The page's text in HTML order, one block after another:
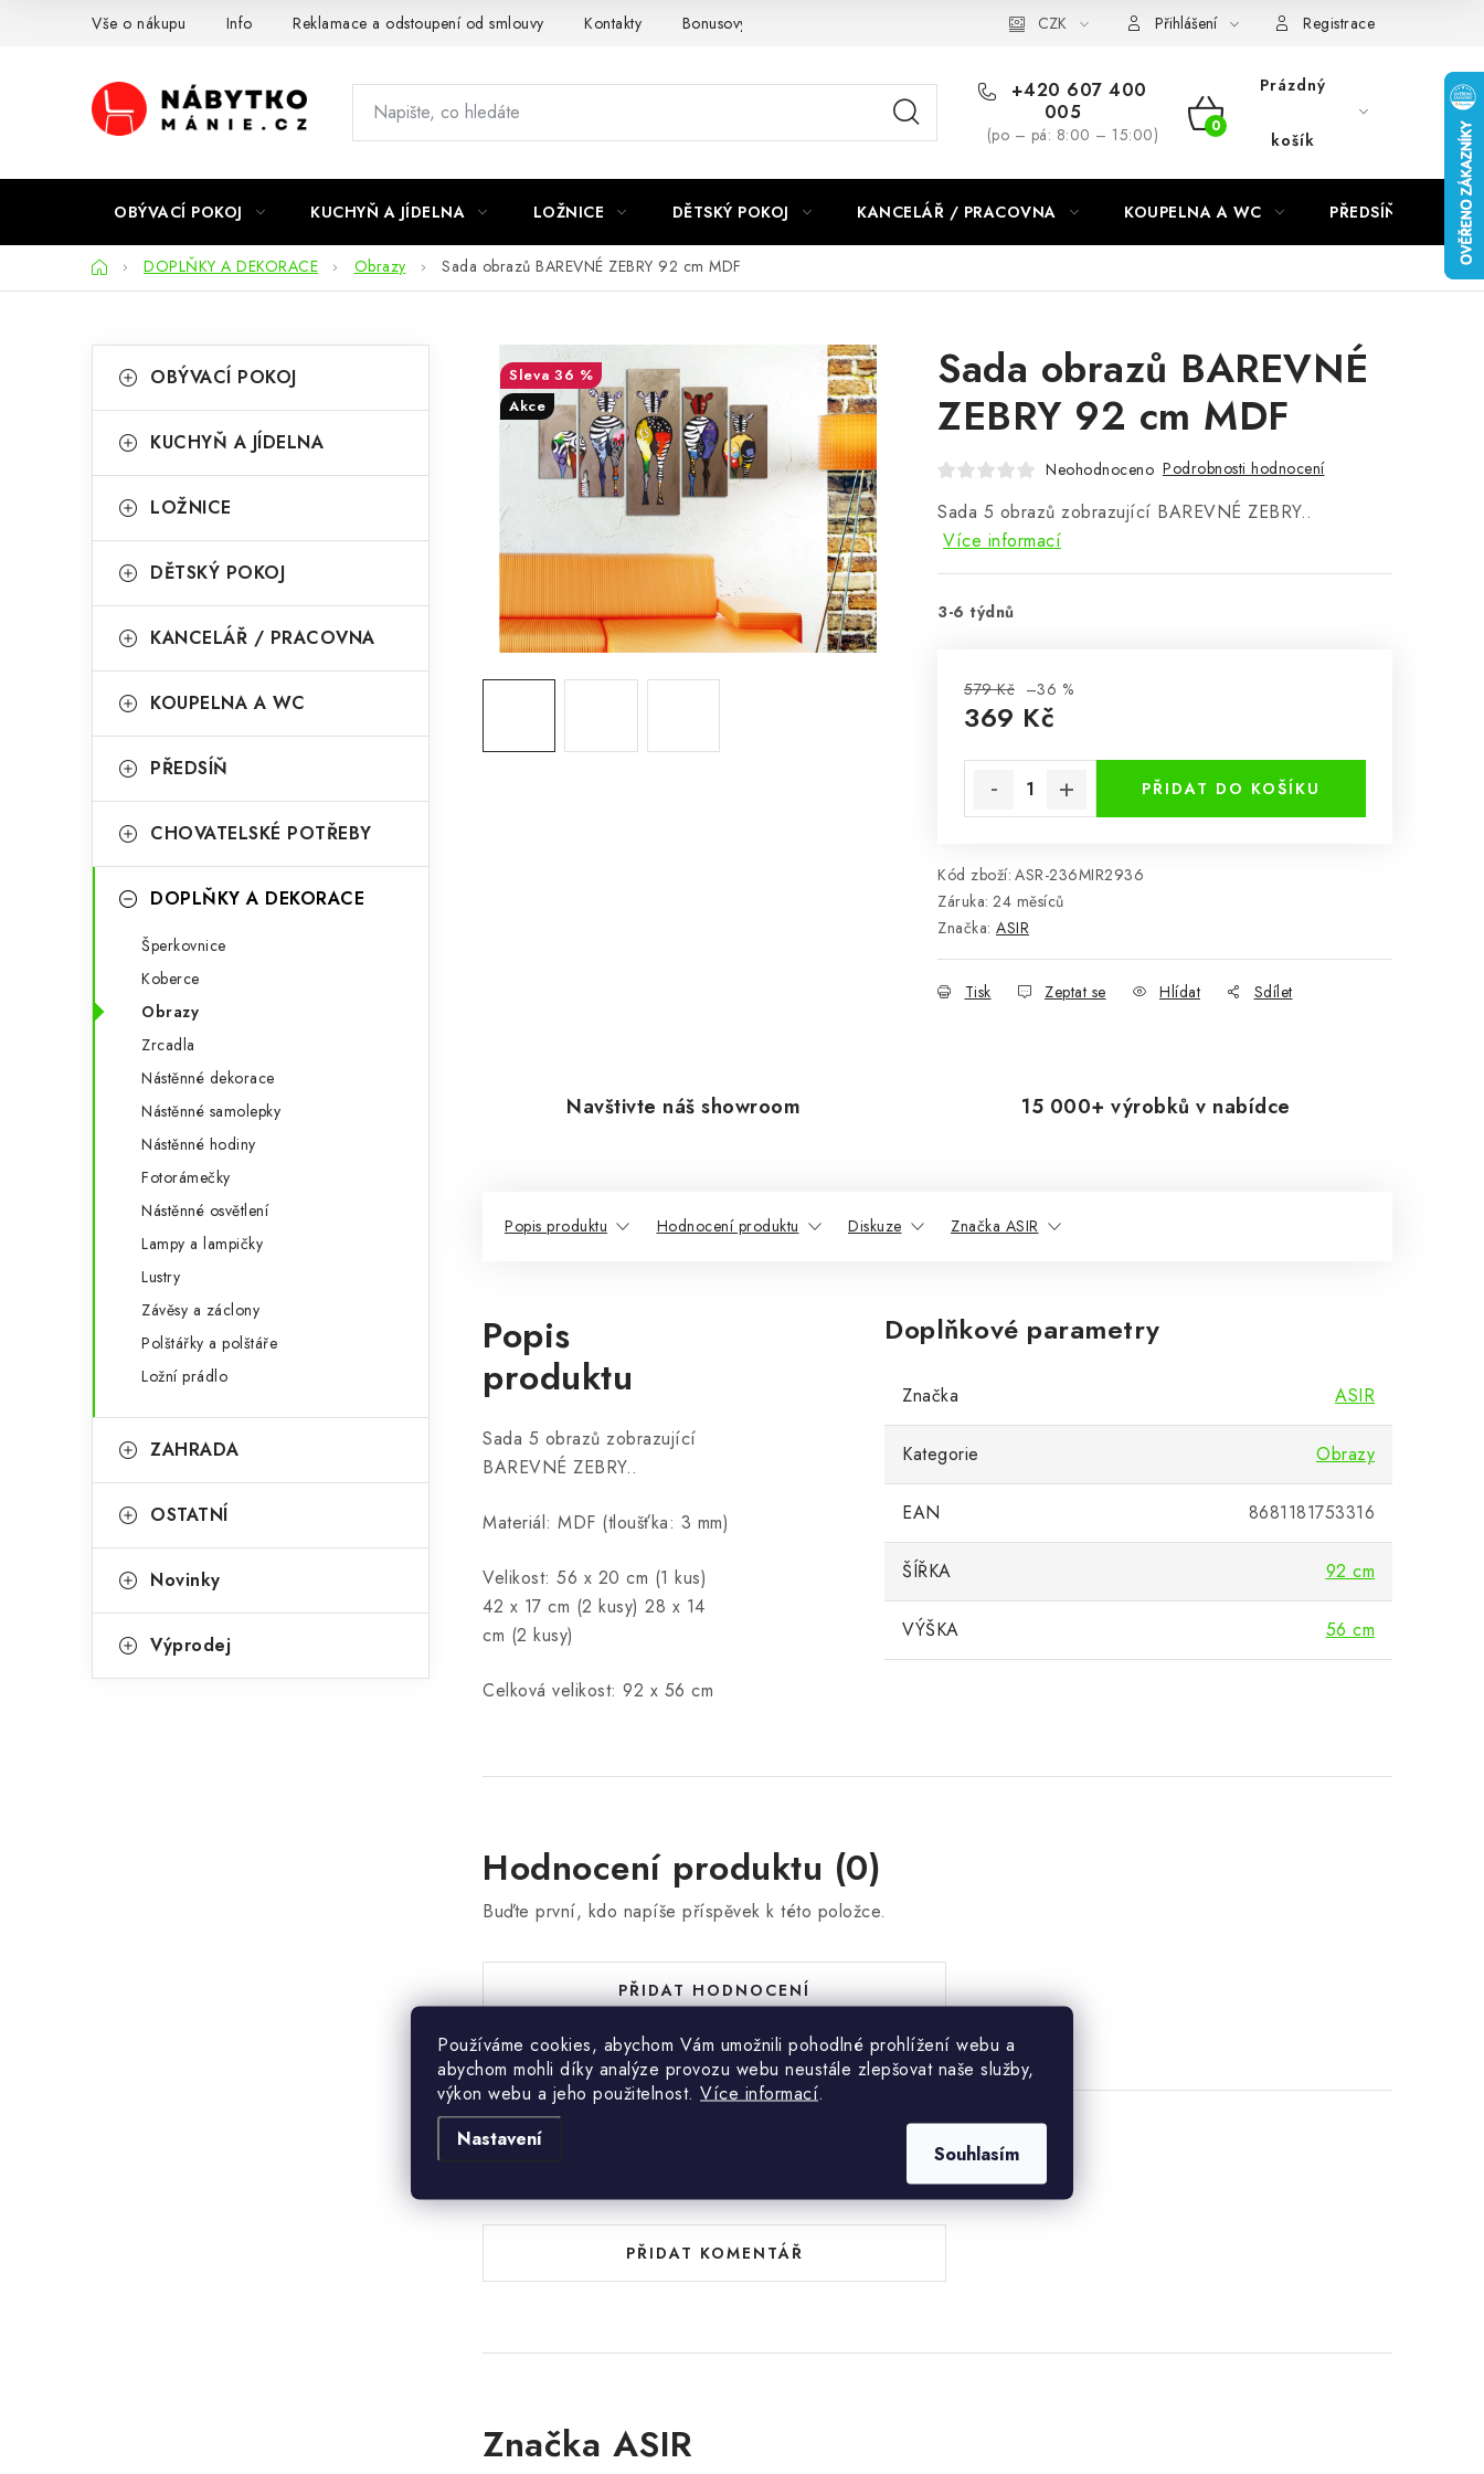
Používáme cookies, abychom Vám umožnili pohodlné prohlížení webu a
abychom mohli díky analýze provozu webu neustále zlepšovat naše služby,
výkon webu a jeho použitelnost. Více informací.
Nastavení
Souhlasím
Vše o nákupu Info Reklamace a odstoupení od smlouvy Kontakty Bonusový program NBM+ CZK Přihlášení Registrace
+420 607 400
005
(po – pá: 8:00 – 15:00)
NÁKUPNÍ
Prázdný
košík
OBÝVACÍ POKOJ KUCHYŇ A JÍDELNA LOŽNICE DĚTSKÝ POKOJ KANCELÁŘ / PRACOVNA KOUPELNA A WC PŘEDSÍŇ
DomůDOPLŇKY A DEKORACE Obrazy Sada obrazů BAREVNÉ ZEBRY 92 cm MDF
o
t
r
n
n
p
e
kategorie
a
e
o
i
OBÝVACÍ POKOJ
KUCHYŇ A JÍDELNA
LOŽNICE
DĚTSKÝ POKOJ
KANCELÁŘ / PRACOVNA
KOUPELNA A WC
PŘEDSÍŇ
CHOVATELSKÉ POTŘEBY
DOPLŇKY A DEKORACE
Šperkovnice
Koberce
Obrazy
Zrcadla
Nástěnné dekorace
Nástěnné samolepky
Nástěnné hodiny
Fotorámečky
Nástěnné osvětlení
Lampy a lampičky
Lustry
Závěsy a záclony
Polštářky a polštáře
Ložní prádlo
ZAHRADA
OSTATNÍ
Novinky
Výprodej
Sada obrazů BAREVNÉ
ZEBRY 92 cm MDF
Neohodnoceno Podrobnosti hodnocení
Sada 5 obrazů zobrazující BAREVNÉ ZEBRY..
Více informací
3-6 týdnů
579 Kč –36 %
369 Kč
PŘIDAT DO KOŠÍKU
Kód zboží: ASR-236MIR2936
Záruka: 24 měsíců
Značka: ASIR
Tisk Zeptat se Hlídat Sdílet
36 %
Akce
Navštivte náš showroom 15 000+ výrobků v nabídce
Popis produktu Hodnocení produktu Diskuze Značka ASIR
Popis
produktu
Sada 5 obrazů zobrazující
BAREVNÉ ZEBRY..
Materiál: MDF (tloušťka: 3 mm)
Velikost: 56 x 20 cm (1 kus)
42 x 17 cm (2 kusy) 28 x 14
cm (2 kusy)
Celková velikost: 92 x 56 cm
Doplňkové parametry
Značka ASIR
Kategorie Obrazy
EAN 8681181753316
ŠÍŘKA 92 cm
VÝŠKA 56 cm
Hodnocení produktu (0)
Buďte první, kdo napíše příspěvek k této položce.
PŘIDAT HODNOCENÍ
PŘIDAT KOMENTÁŘ
Značka ASIR